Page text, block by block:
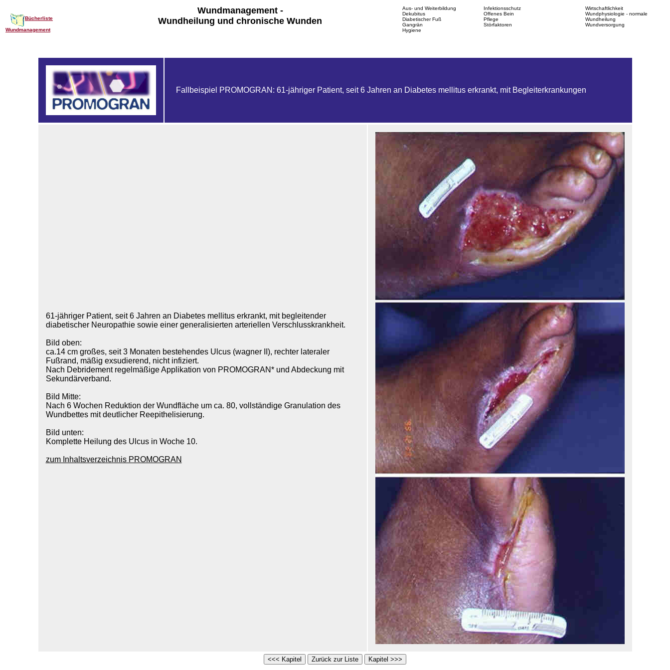
Bücherliste
Wundmanagement
Wundmanagement -
Wundheilung und chronische Wunden
Aus- und Weiterbildung
Dekubitus
Diabetischer Fuß
Gangrän
Hygiene
Infektionsschutz
Offenes Bein
Pflege
Störfaktoren
Wirtschaftlichkeit
Wundphysiologie - normale
Wundheilung
Wundversorgung
Fallbeispiel PROMOGRAN: 61-jähriger Patient, seit 6 Jahren an Diabetes mellitus erkrankt, mit Begleiterkrankungen
61-jähriger Patient, seit 6 Jahren an Diabetes mellitus erkrankt, mit begleitender
diabetischer Neuropathie sowie einer generalisierten arteriellen Verschlusskrankheit.
Bild oben:
ca.14 cm großes, seit 3 Monaten bestehendes Ulcus (wagner II), rechter lateraler
Fußrand, mäßig exsudierend, nicht infiziert.
Nach Debridement regelmäßige Applikation von PROMOGRAN* und Abdeckung mit
Sekundärverband.
Bild Mitte:
Nach 6 Wochen Reduktion der Wundfläche um ca. 80, vollständige Granulation des
Wundbettes mit deutlicher Reepithelisierung.
Bild unten:
Komplette Heilung des Ulcus in Woche 10.
zum Inhaltsverzeichnis PROMOGRAN